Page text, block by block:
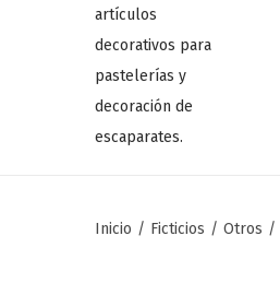
Inicio / Ficticios / Otros /